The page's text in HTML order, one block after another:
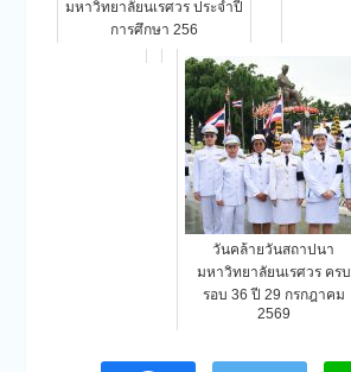
มหาวิทยาลัยนเรศวร ประจำปี
การศึกษา 256
วันคล้ายวันสถาปนา
มหาวิทยาลัยนเรศวร ครบ
รอบ 36 ปี 29 กรกฎาคม
2569